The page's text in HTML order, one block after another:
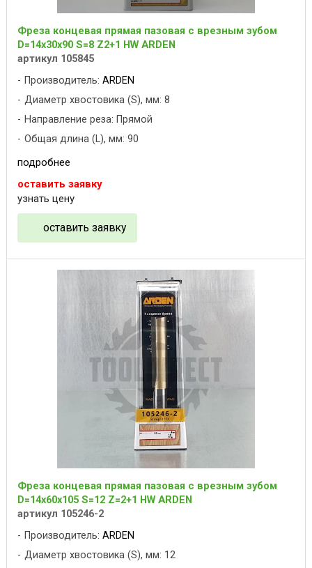
Фреза концевая прямая пазовая с врезным зубом
D=14x30x90 S=8 Z2+1 HW ARDEN
артикул 105845
Производитель: ARDEN
Диаметр хвостовика (S), мм: 8
Направление реза: Прямой
Общая длина (L), мм: 90
подробнее
оставить заявку
узнать цену
оставить заявку
Фреза концевая прямая пазовая с врезным зубом
D=14x60x105 S=12 Z=2+1 HW ARDEN
артикул 105246-2
Производитель: ARDEN
Диаметр хвостовика (S), мм: 12